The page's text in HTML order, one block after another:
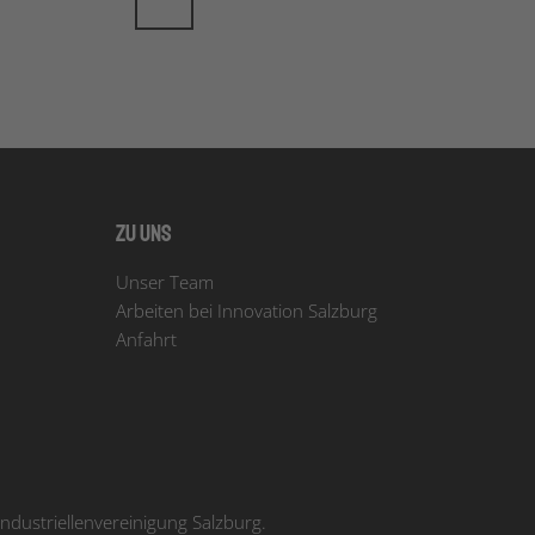
Zu uns
Unser Team
Arbeiten bei Innovation Salzburg
Anfahrt
Salzburg.